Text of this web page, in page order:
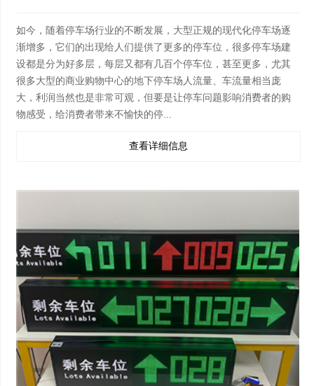
如今，随着停车场行业的不断发展，大型正规的现代化停车场逐
渐增多，它们的出现给人们提供了更多的停车位，很多停车场建
设都是分为好多层，每层又都有几百个停车位，甚至更多，尤其
很多大型的商业购物中心的地下停车场人流量、车流量相当庞
大，利润当然也是非常可观，但要是让停车问题影响消费者的购
物感受，给消费者带来不愉快的停...
查看详细信息